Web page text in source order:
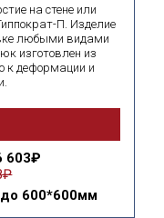
на стене или
П. Изделие
любыми видами
изготовлен из
к деформации и
603₽
600*600мм